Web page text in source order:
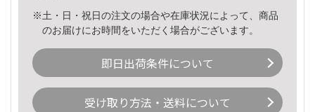
※土・日・祝日の注文の場合や在庫状況によって、商品
のお届けにお時間をいただく場合がございます。
即日出荷条件について
受け取り方法・送料について